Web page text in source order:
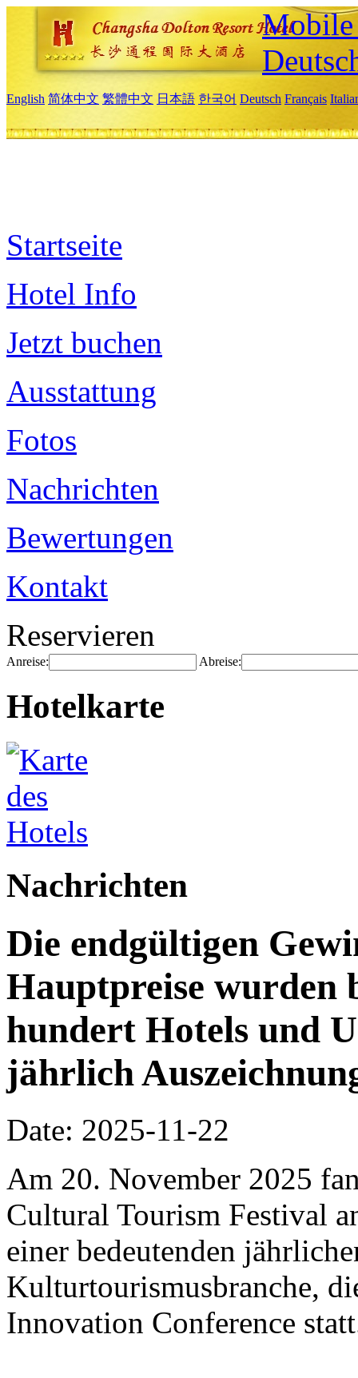
Mobile
English 简体中文 繁體中文 日本語 한국어 Deutsch Français
Startseite
Hotel Info
Jetzt buchen
Ausstattung
Fotos
Nachrichten
Bewertungen
Kontakt
Reservieren
Anreise: Abreise:
Hotelkarte
Nachrichten
Die endgültigen
Hauptpreise wurden
hundert Hotels und
jährlich
Date: 2025-11-22
Am 20. November 2025
Cultural Tourism Festival
einer bedeutenden
Kulturtourismusbranche,
Innovation Conference